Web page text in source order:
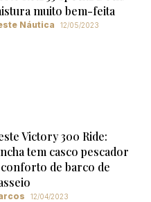
muito bem-feita
Náutica 12/05/2023
Victory 300 Ride:
tem casco pescador
de barco de
12/04/2023